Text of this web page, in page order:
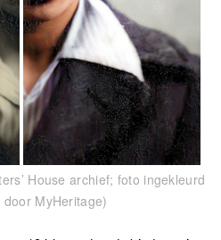
House archief; foto ingekleurd
MyHeritage)